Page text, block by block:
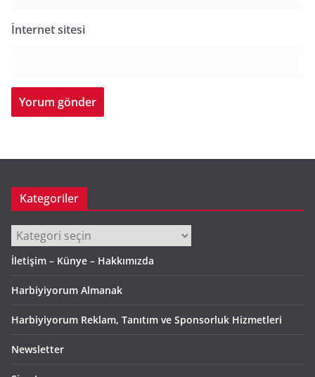
İnternet sitesi
Kategoriler
Kategoriler
İletişim – Künye – Hakkımızda
Harbiyiyorum Almanak
Harbiyiyorum Reklam, Tanıtım ve Sponsorluk Hizmetleri
Newsletter